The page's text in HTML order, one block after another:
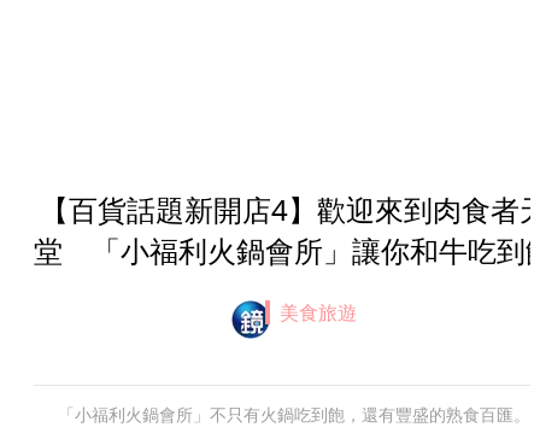
【百貨話題新開店4】歡迎來到肉食者
堂 「小福利火鍋會所」讓你和牛吃到
美食旅遊
「小福利火鍋會所」不只有火鍋吃到飽，還有豐盛的熟食百匯。